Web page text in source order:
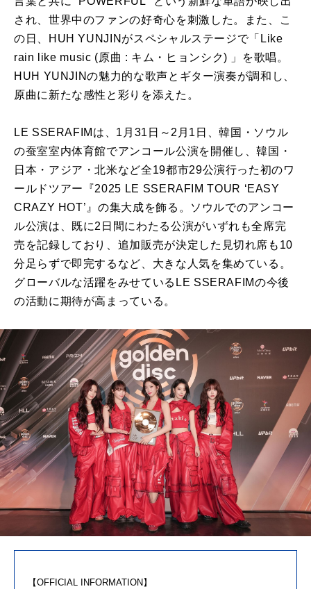
され、世界中のファンの好奇心を刺激した。また、こ
の日、HUH YUNJINがスペシャルステージで「Like
rain like music (原曲 : キム・ヒョンシク) 」を歌唱。
HUH YUNJINの魅力的な歌声とギター演奏が調和し、
原曲に新たな感性と彩りを添えた。
LE SSERAFIMは、1月31日～2月1日、韓国・ソウル
の蚕室室内体育館でアンコール公演を開催し、韓国・
日本・アジア・北米など全19都市29公演行った初のワ
ールドツアー『2025 LE SSERAFIM TOUR ‘EASY
CRAZY HOT’』の集大成を飾る。ソウルでのアンコー
ル公演は、既に2日間にわたる公演がいずれも全席完
売を記録しており、追加販売が決定した見切れ席も10
分足らずで即完するなど、大きな人気を集めている。
グローバルな活躍をみせているLE SSERAFIMの今後
の活動に期待が高まっている。
【OFFICIAL INFORMATION】